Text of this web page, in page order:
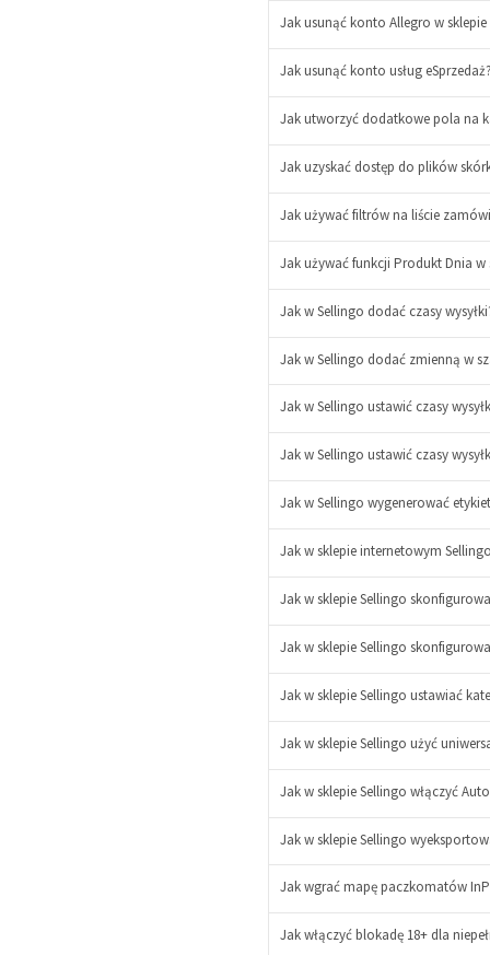
Jak usunąć konto Allegro w sklepie
Jak usunąć konto usług
Jak utworzyć dodatkowe pola na
Jak uzyskać dostęp do plików
Jak używać filtrów na liście
Jak używać funkcji Produkt Dnia w
Jak w Sellingo dodać czasy
Jak w Sellingo dodać zmienną w
+
Jak w Sellingo ustawić czasy
Jak w Sellingo ustawić czasy
Jak w Sellingo wygenerować
Jak w sklepie internetowym
Jak w sklepie Sellingo
Jak w sklepie Sellingo
Jak w sklepie Sellingo ustawiać
Jak w sklepie Sellingo użyć
Jak w sklepie Sellingo włączyć
Jak w sklepie Sellingo
Jak wgrać mapę paczkomatów
Jak włączyć blokadę 18+ dla